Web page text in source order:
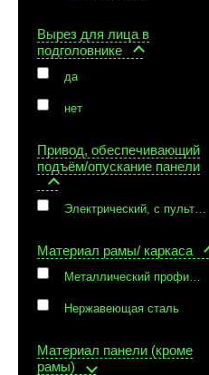
Вырез для лица в
подголовнике
да
нет
Привод, обеспечивающий
подъём/опускание панели
Электрический, с пультом ручного управления
Материал рамы/ каркаса
Металлический профиль с износостойкой порошковой окраской
Нержавеющая сталь
Материал панели (кроме
рамы)